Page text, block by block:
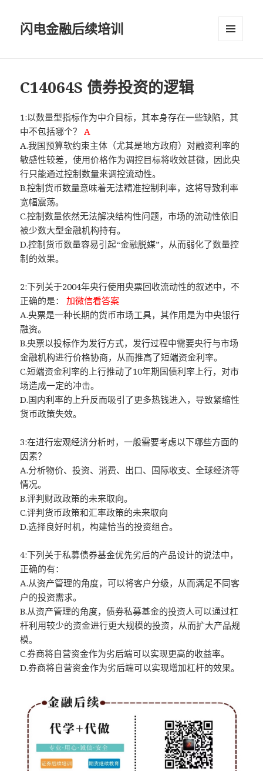
闪电金融后续培训
C14064S 债券投资的逻辑
1:以数量型指标作为中介目标，其本身存在一些缺陷，其
中不包括哪个？A
A.我国预算软约束主体（尤其是地方政府）对融资利率的
敏感性较差，使用价格作为调控目标将收效甚微，因此央
行只能通过控制数量来调控流动性。
B.控制货币数量意味着无法精准控制利率，这将导致利率
宽幅震荡。
C.控制数量依然无法解决结构性问题，市场的流动性依旧
被少数大型金融机构持有。
D.控制货币数量容易引起“金融脱媒”，从而弱化了数量控
制的效果。
2:下列关于2004年央行使用央票回收流动性的叙述中，不
正确的是：加微信看答案
A.央票是一种长期的货币市场工具，其作用是为中央银行
融资。
B.央票以投标作为发行方式，发行过程中需要央行与市场
金融机构进行价格协商，从而推高了短端资金利率。
C.短端资金利率的上行推动了10年期国债利率上行，对市
场造成一定的冲击。
D.国内利率的上升反而吸引了更多热钱进入，导致紧缩性
货币政策失效。
3:在进行宏观经济分析时，一般需要考虑以下哪些方面的
因素？
A.分析物价、投资、消费、出口、国际收支、全球经济等
情况。
B.评判财政政策的未来取向。
C.评判货币政策和汇率政策的未来取向
D.选择良好时机，构建恰当的投资组合。
4:下列关于私募债券基金优先劣后的产品设计的说法中，
正确的有：
A.从资产管理的角度，可以将客户分级，从而满足不同客
户的投资需求。
B.从资产管理的角度，债券私募基金的投资人可以通过杠
杆利用较少的资金进行更大规模的投资，从而扩大产品规
模。
C.券商将自营资金作为劣后端可以实现更高的收益率。
D.券商将自营资金作为劣后端可以实现增加杠杆的效果。